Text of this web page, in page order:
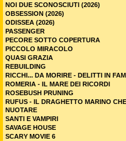
NOI DUE SCONOSCIUTI (2026)
OBSESSION (2026)
ODISSEA (2026)
PASSENGER
PECORE SOTTO COPERTURA
PICCOLO MIRACOLO
QUASI GRAZIA
REBUILDING
RICCHI... DA MORIRE - DELITTI IN
ROMERIA - IL MARE DEI RICORDI
ROSEBUSH PRUNING
RUFUS - IL DRAGHETTO MARINO
NUOTARE
SANTI E VAMPIRI
SAVAGE HOUSE
SCARY MOVIE 6